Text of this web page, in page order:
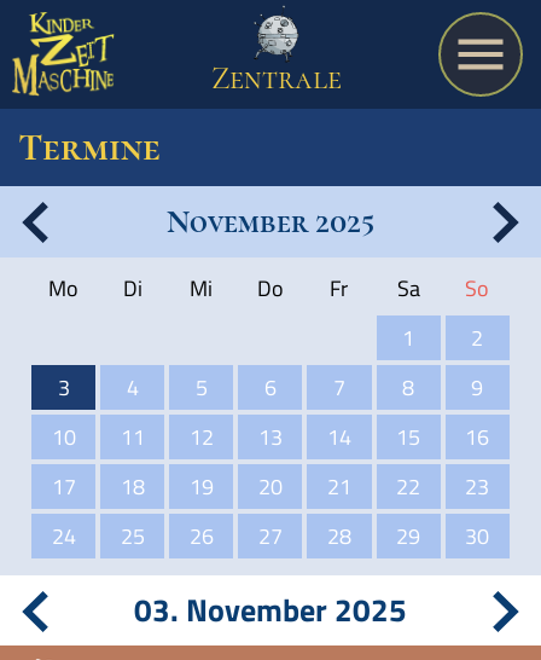
Spiel
Termine
Schulmaterialien
Zentrale
Termine
November 2025
Mo Di Mi Do Fr Sa
So
1
2
3
4 5 6 7 8
9
10
11 12 13 14 15
16
17
18 19 20 21 22
23
24
25 26 27 28 29 30
03. November 2025